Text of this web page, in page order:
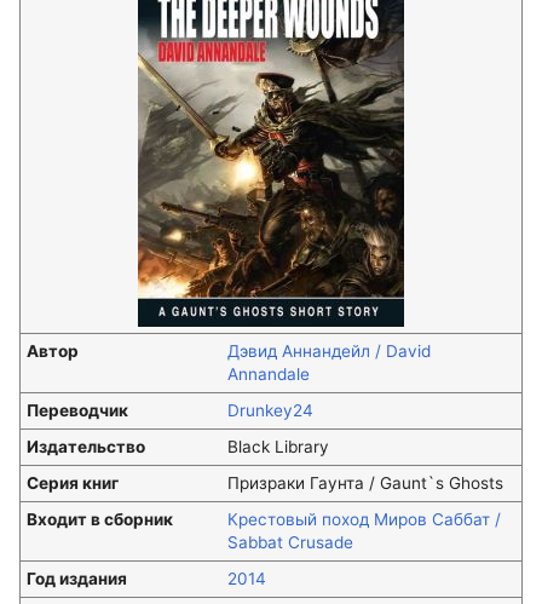
Автор
Дэвид Аннандейл / David
Annandale
Переводчик
Drunkey24
Издательство
Black Library
Серия книг
Призраки Гаунта / Gaunt`s Ghosts
Входит в сборник
Крестовый поход Миров Саббат /
Sabbat Crusade
Год издания
2014